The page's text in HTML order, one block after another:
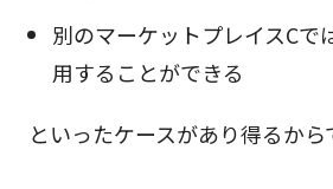
別のマーケットプレイスCで
用することができる
といったケースがあり得るから